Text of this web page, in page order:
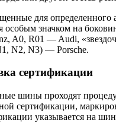
для определенного
особым значком на
A0, R01 — Audi,
N2, N3) — Porsche.
сертификации
шины проходят
сертификации,
указывается на